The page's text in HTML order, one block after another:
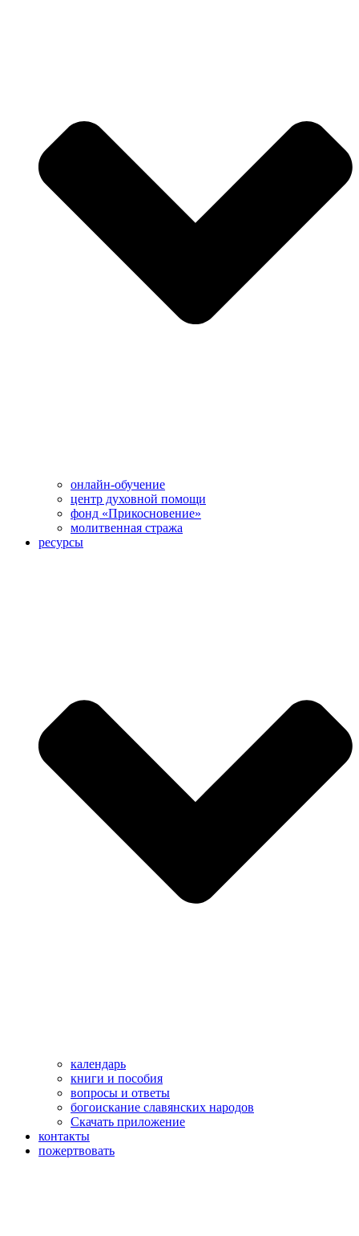
онлайн-обучение
центр духовной помощи
фонд «Прикосновение»
молитвенная стража
ресурсы
календарь
книги и пособия
вопросы и ответы
богоискание славянских народов
Скачать приложение
контакты
пожертвовать